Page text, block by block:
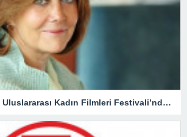
26. Uçan Süpürge Uluslararası Kadın Filmleri Festivali’nde ödül alacak isimler açıklandı